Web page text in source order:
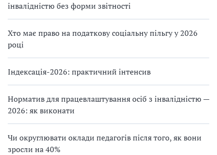
інвалідністю без форми звітності
Хто має право на податкову соціальну пільгу у 2026
році
Індексація-2026: практичний інтенсив
Норматив для працевлаштування осіб з інвалідністю —
2026: як виконати
Чи округлювати оклади педагогів після того, як вони
зросли на 40%